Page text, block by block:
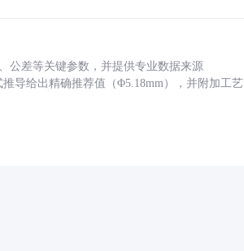
公差等关键参数，并提供专业数据来源
导给出精确推荐值（Φ5.18mm），并附加工艺